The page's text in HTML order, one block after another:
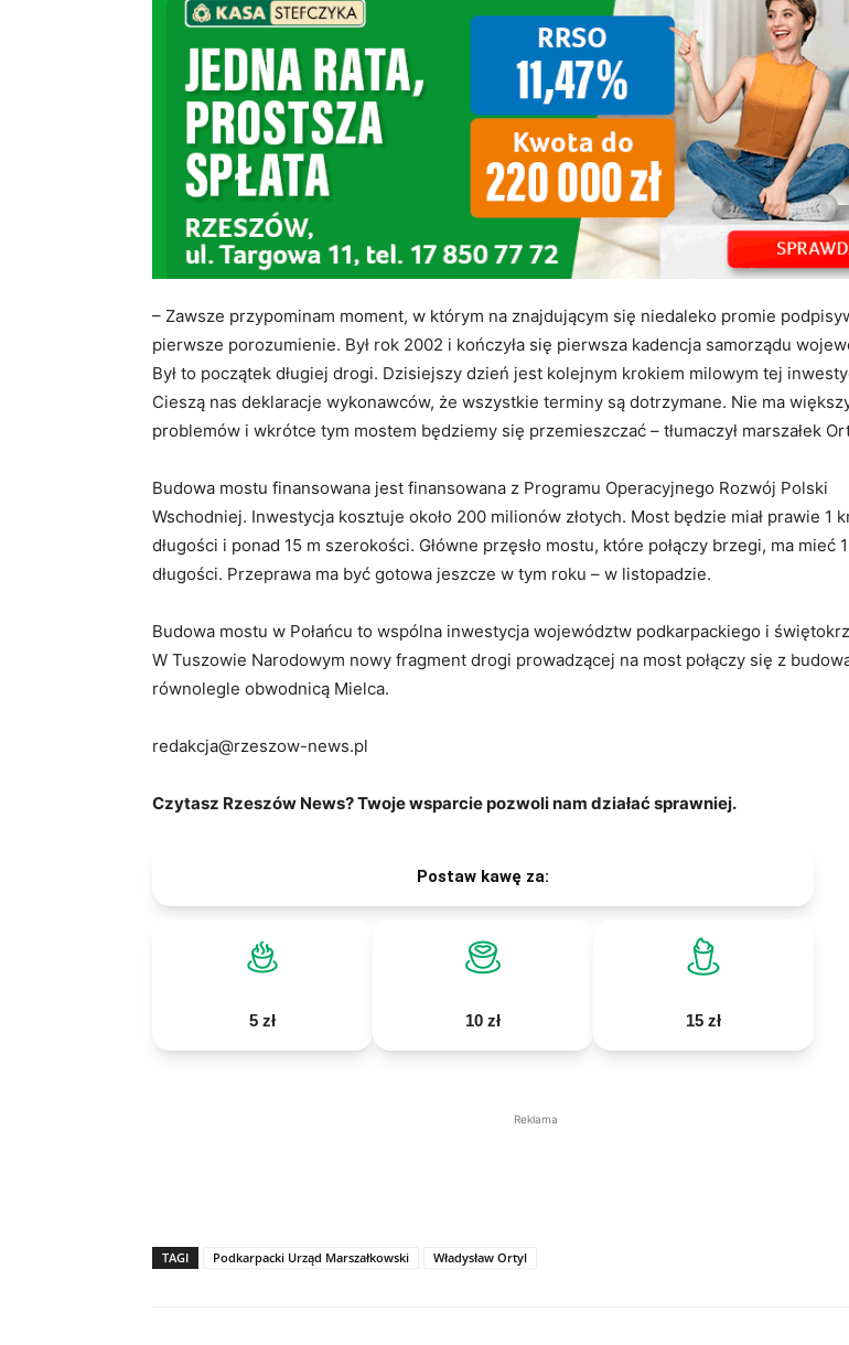
– Zawsze przypominam moment, w którym na znajdującym się niedaleko promie
pierwsze porozumienie. Był rok 2002 i kończyła się pierwsza kadencja samorządu
Był to początek długiej drogi. Dzisiejszy dzień jest kolejnym krokiem milowym tej
Cieszą nas deklaracje wykonawców, że wszystkie terminy są dotrzymane. Nie ma
problemów i wkrótce tym mostem będziemy się przemieszczać – tłumaczył marszałek
Budowa mostu finansowana jest finansowana z Programu Operacyjnego Rozwój Polski
Wschodniej. Inwestycja kosztuje około 200 milionów złotych. Most będzie miał prawie 1
długości i ponad 15 m szerokości. Główne przęsło mostu, które połączy brzegi, ma mieć
długości. Przeprawa ma być gotowa jeszcze w tym roku – w listopadzie.
Budowa mostu w Połańcu to wspólna inwestycja województw podkarpackiego i
W Tuszowie Narodowym nowy fragment drogi prowadzącej na most połączy się z
równolegle obwodnicą Mielca.
redakcja@rzeszow-news.pl
Czytasz Rzeszów News? Twoje wsparcie pozwoli nam działać sprawniej.
Postaw kawę za:
5 zł 10 zł 15 zł
Reklama
TAGI Podkarpacki Urząd Marszałkowski Władysław Ortyl